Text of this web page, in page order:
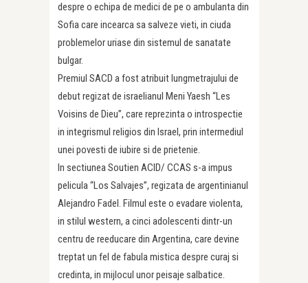
despre o echipa de medici de pe o ambulanta din
Sofia care incearca sa salveze vieti, in ciuda
problemelor uriase din sistemul de sanatate
bulgar.
Premiul SACD a fost atribuit lungmetrajului de
debut regizat de israelianul Meni Yaesh “Les
Voisins de Dieu”, care reprezinta o introspectie
in integrismul religios din Israel, prin intermediul
unei povesti de iubire si de prietenie.
In sectiunea Soutien ACID/ CCAS s-a impus
pelicula “Los Salvajes”, regizata de argentinianul
Alejandro Fadel. Filmul este o evadare violenta,
in stilul western, a cinci adolescenti dintr-un
centru de reeducare din Argentina, care devine
treptat un fel de fabula mistica despre curaj si
credinta, in mijlocul unor peisaje salbatice.